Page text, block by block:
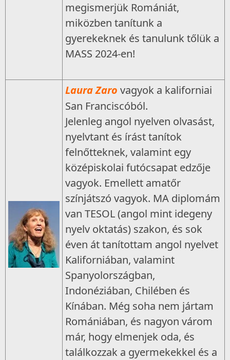
megismerjük Romániát,
miközben tanítunk a
gyerekeknek és tanulunk tőlük a
MASS 2024-en!
Laura Zaro vagyok a kaliforniai
San Franciscóból.
Jelenleg angol nyelven olvasást,
nyelvtant és írást tanítok
felnőtteknek, valamint egy
középiskolai futócsapat edzője
vagyok. Emellett amatőr
színjátszó vagyok. MA diplomám
van TESOL (angol mint idegeny
nyelv oktatás) szakon, és sok
éven át tanítottam angol nyelvet
Kaliforniában, valamint
Spanyolországban,
Indonéziában, Chilében és
Kínában. Még soha nem jártam
Romániában, és nagyon várom
már, hogy elmenjek oda, és
találkozzak a gyermekekkel és a